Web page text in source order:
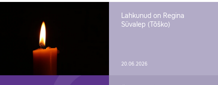
Lahkunud on Regina
Süvalep (Tõško)
20.06.2026